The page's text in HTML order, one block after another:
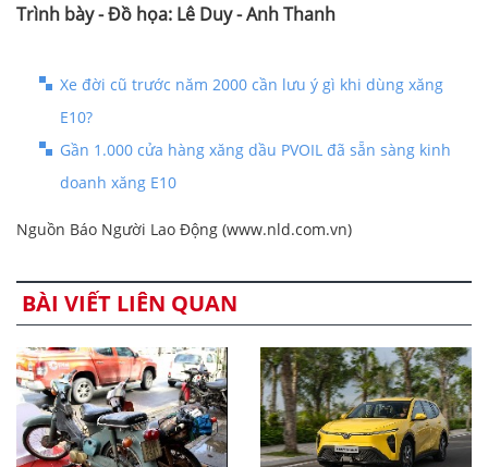
Trình bày - Đồ họa: Lê Duy - Anh Thanh
Xe đời cũ trước năm 2000 cần lưu ý gì khi dùng xăng
E10?
Gần 1.000 cửa hàng xăng dầu PVOIL đã sẵn sàng kinh
doanh xăng E10
Nguồn Báo Người Lao Động (www.nld.com.vn)
BÀI VIẾT LIÊN QUAN